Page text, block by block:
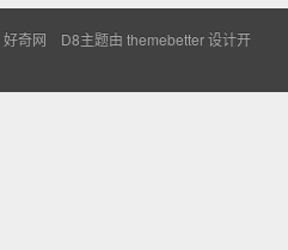
好奇网 D8主题由 themebetter设计开